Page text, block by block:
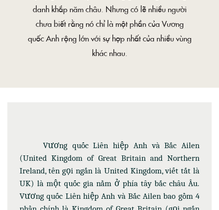
danh khắp năm châu. Nhưng có lẽ nhiều người
chưa biết rằng nó chỉ là một phần của Vương
quốc Anh rộng lớn với sự hợp nhất của nhiều vùng
khác nhau.
Vương quốc Liên hiệp Anh và Bắc Ailen
(United Kingdom of Great Britain and Northern
Ireland, tên gọi ngắn là United Kingdom, viết tắt là
UK) là một quốc gia nằm ở phía tây bắc châu Âu.
Vương quốc Liên hiệp Anh và Bắc Ailen bao gồm 4